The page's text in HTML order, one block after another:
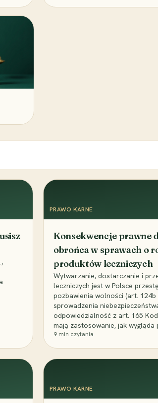
PRAWO KARNE
Konsekwencje prawne
obrońca w sprawach o
produktów leczniczych
Wytwarzanie, dostarczanie i
leczniczych jest w Polsce
pozbawienia wolności (art.
sprowadzenia
odpowiedzialność z art. 165
mają zastosowanie, jak
9 min czytania
PRAWO KARNE